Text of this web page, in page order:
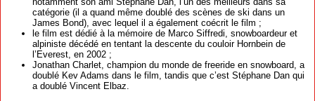
catégorie (il a quand même doublé des scènes de ski dans un
James Bond), avec lequel il a également coécrit le film ;
le film est dédié à la mémoire de Marco Siffredi, snowboardeur et
alpiniste décédé en tentant la descente du couloir Hornbein de
l’Everest, en 2002 ;
Jonathan Charlet, champion du monde de freeride en snowboard, a
doublé Kev Adams dans le film, tandis que c’est Stéphane Dan qui
a doublé Vincent Elbaz.